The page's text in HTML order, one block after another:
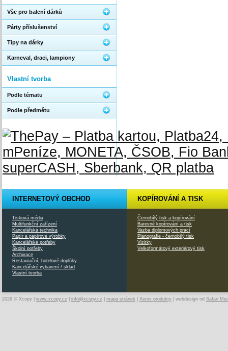
Vše pro balení dárků
Párty příslušenství
Tipy na dárky
Karneval, draci, lampiony
Vlastní tvorba
Podle tématu
Podle předmětu
INTERNETOVÝ OBCHOD
Tisková média
Multifunkční zařízení
Kancelářská technika
Papír a papírové výrobky
Kancelářské potřeby
Školní potřeby
Archivace
Restaurační, hotelové doplňky
Kancelářské vybavení / sklad
Vlastní tvorba
KOPÍROVÁNÍ A TISK
Černobílý tisk a kopírování
Barevné kopírování a tisk
Vazba diplomových prací
Planografie - černobílý tisk
Vizitky
Velkoformátový exteriérový tisk
2026 © Xcopy | www.xcopy.cz info@xcopy.cz mapa stránek Xerox produkty | webdesign od Safari